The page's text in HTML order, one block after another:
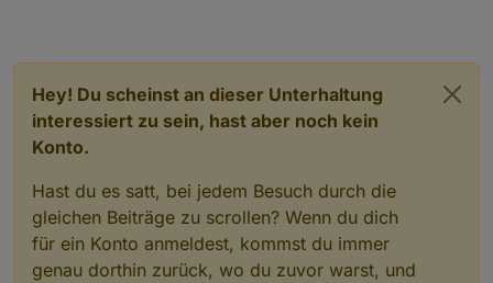
Hey! Du scheinst an dieser Unterhaltung
interessiert zu sein, hast aber noch kein
Konto.
Hast du es satt, bei jedem Besuch durch die
gleichen Beiträge zu scrollen? Wenn du dich
für ein Konto anmeldest, kommst du immer
genau dorthin zurück, wo du zuvor warst, und